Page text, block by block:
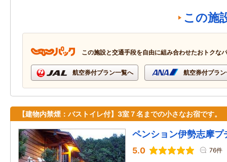
この施
この施設と交通手段を自由に組み合わせたおトクな
航空券付プラン一覧へ 航空券付プラ
【建物内禁煙：バストイレ付】3室７名までの小さなお宿です。
ペンション伊勢志摩プ
5.0 76件